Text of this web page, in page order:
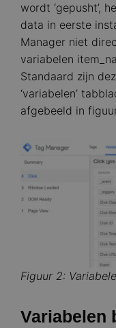
wordt ‘gepusht’,
data in eerste
Manager niet
variabelen
Standaard zijn
‘variabelen’
afgebeeld in
Image
Figuur 2:
Variabelen